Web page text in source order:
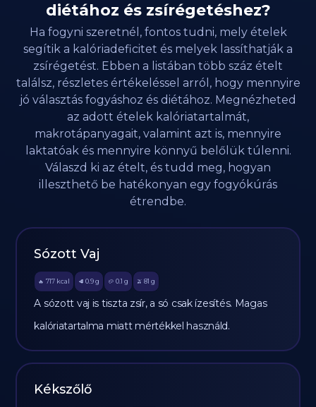
diétához és zsírégetéshez?
Ha fogyni szeretnél, fontos tudni, mely ételek
segítik a kalóriadeficitet és melyek lassíthatják a
zsírégetést. Ebben a listában több száz ételt
találsz, részletes értékeléssel arról, hogy mennyire
jó választás fogyáshoz és diétához. Megnézheted
az adott ételek kalóriatartalmát,
makrotápanyagait, valamint azt is, mennyire
laktatóak és mennyire könnyű belőlük túlenni.
Válaszd ki az ételt, és tudd meg, hogyan
illeszthető be hatékonyan egy fogyókúrás
étrendbe.
Sózott Vaj
🔥 717 kcal 🥩 0.9 g 🥔 0.1 g 🫒 81 g
A sózott vaj is tiszta zsír, a só csak ízesítés. Magas
kalóriatartalma miatt mértékkel használd.
Kékszőlő